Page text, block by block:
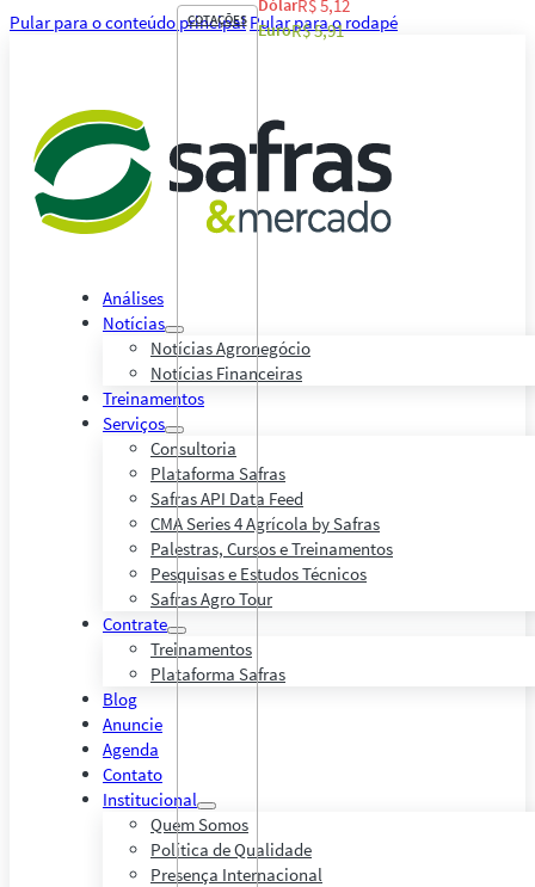
Pular para o conteúdo principal Pular para o rodapé
Análises
Notícias
Notícias Agronegócio
Notícias Financeiras
Treinamentos
Serviços
Consultoria
Plataforma Safras
Safras API Data Feed
CMA Series 4 Agrícola by Safras
Palestras, Cursos e Treinamentos
Pesquisas e Estudos Técnicos
Safras Agro Tour
Contrate
Treinamentos
Plataforma Safras
Blog
Anuncie
Agenda
Contato
Institucional
Quem Somos
Política de Qualidade
Presença Internacional
COTAÇÕES
DólarR$ 5,12
EuroR$ 5,91